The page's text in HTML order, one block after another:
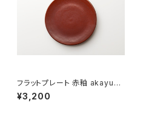
フラットプレート 赤釉 akayu（1
8cm）
¥3,200